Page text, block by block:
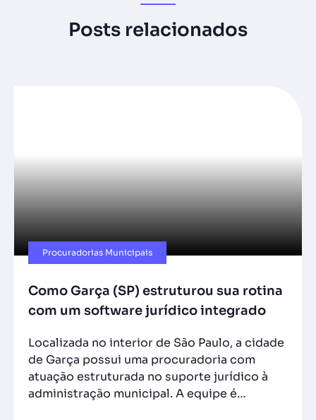
Posts relacionados
Procuradorias Municipais
Como Garça (SP) estruturou sua rotina
com um software jurídico integrado
Localizada no interior de São Paulo, a cidade
de Garça possui uma procuradoria com
atuação estruturada no suporte jurídico à
administração municipal. A equipe é…